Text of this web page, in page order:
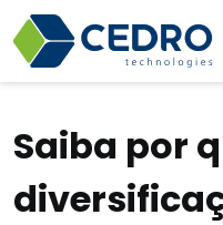
Saiba por